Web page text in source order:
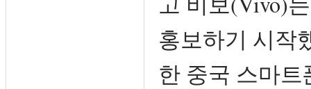
홍보하기 시작
한 중국 스마